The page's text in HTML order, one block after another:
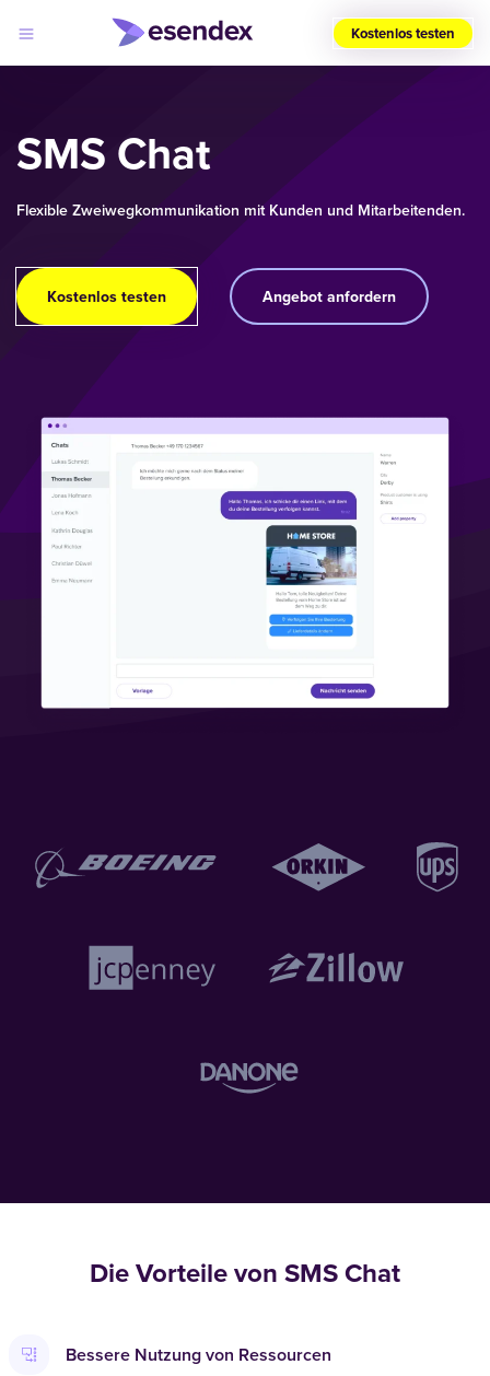
Region
Produkte
Developers
Preise
Log
in
Kostenlos testen
SMS Chat
Flexible Zweiwegkommunikation mit Kunden und Mitarbeitenden.
Kostenlos testen Angebot anfordern
Die Vorteile von SMS Chat
Bessere Nutzung von Ressourcen